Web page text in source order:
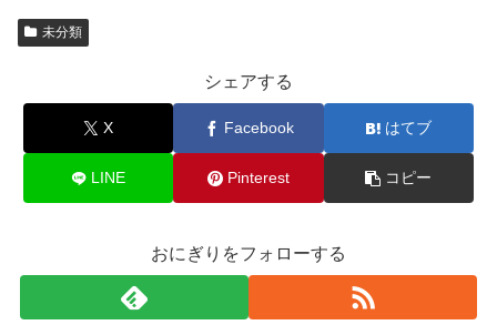
未分類
シェアする
X Facebook はてブ
LINE Pinterest コピー
おにぎりをフォローする